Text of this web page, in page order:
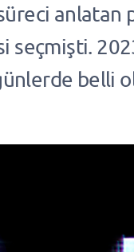
anlatan
seçmişti.
belli